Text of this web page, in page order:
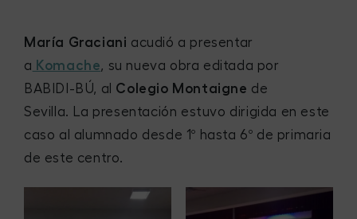
María Graciani acudió a presentar
a Komache, su nueva obra editada por
BABIDI-BÚ, al Colegio Montaigne de
Sevilla. La presentación estuvo dirigida en este
caso al alumnado desde 1º hasta 6º de primaria
de este centro.